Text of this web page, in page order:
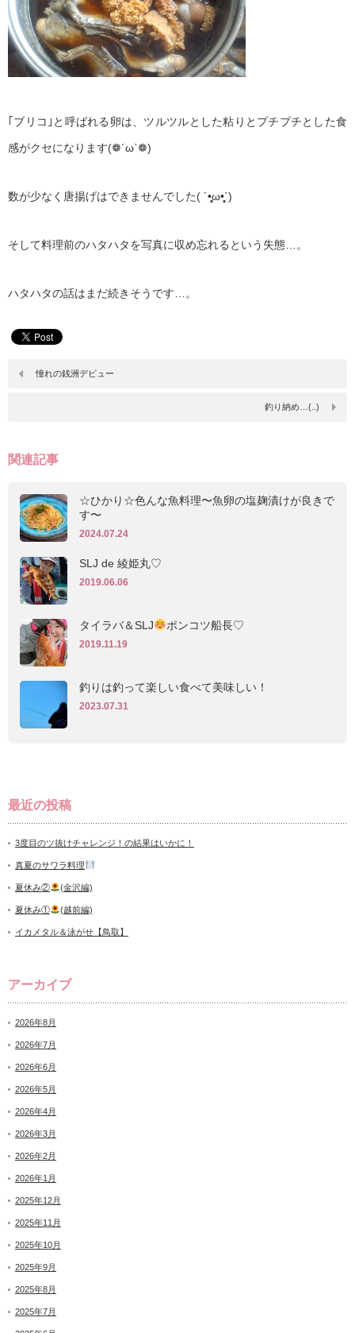
｢ブリコ｣と呼ばれる卵は、ツルツルとした粘りとプチプチとした食
感がクセになります(❁´ω`❁)
数が少なく唐揚げはできませんでした( ´•̥̥̥ω•̥̥̥`)
そして料理前のハタハタを写真に収め忘れるという失態…。
ハタハタの話はまだ続きそうです…。
憧れの銭洲デビュー
釣り納め…(..)
関連記事
☆ひかり☆色んな魚料理〜魚卵の塩麹漬けが良きで
す〜
2024.07.24
SLJ de 綾姫丸♡
2019.06.06
タイラバ＆SLJ ポンコツ船長♡
2019.11.19
釣りは釣って楽しい食べて美味しい！
2023.07.31
最近の投稿
3度目のツ抜けチャレンジ！の結果はいかに！
真夏のサワラ料理
夏休み② (金沢編)
夏休み① (越前編)
イカメタル＆泳がせ【鳥取】
アーカイブ
2026年8月
2026年7月
2026年6月
2026年5月
2026年4月
2026年3月
2026年2月
2026年1月
2025年12月
2025年11月
2025年10月
2025年9月
2025年8月
2025年7月